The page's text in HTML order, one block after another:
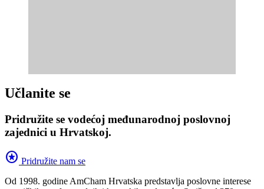
Učlanite se
Pridružite se vodećoj međunarodnoj poslovnoj
zajednici u Hrvatskoj.
stars Pridružite nam se
Od 1998. godine AmCham Hrvatska predstavlja poslovne interese